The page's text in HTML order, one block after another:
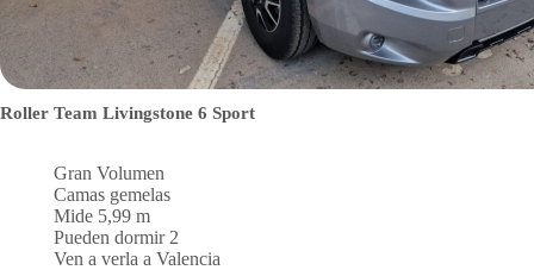
Roller Team Livingstone 6 Sport
Gran Volumen
Camas gemelas
Mide 5,99 m
Pueden dormir 2
Ven a verla a Valencia